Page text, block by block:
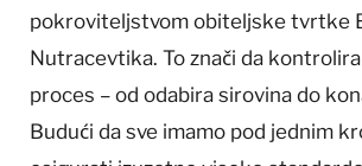
pokroviteljstvom obiteljske tvrtke
Nutracevtika. To znači da
proces – od odabira sirovina do
Budući da sve imamo pod jednim